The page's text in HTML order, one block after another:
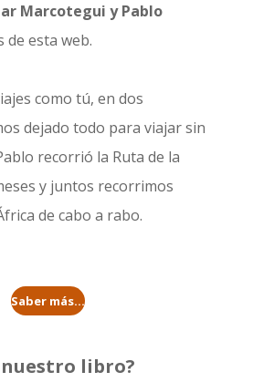
Marcotegui y Pablo
de esta web.
como tú, en dos
dejado todo para viajar sin
recorrió la Ruta de la
y juntos recorrimos
de cabo a rabo.
Saber más...
nuestro libro?